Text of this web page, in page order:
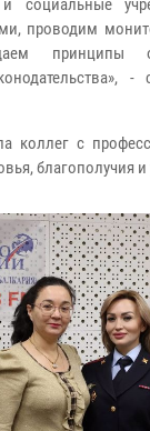
и социальные
проводим
принципы
коллег с
благополучия и